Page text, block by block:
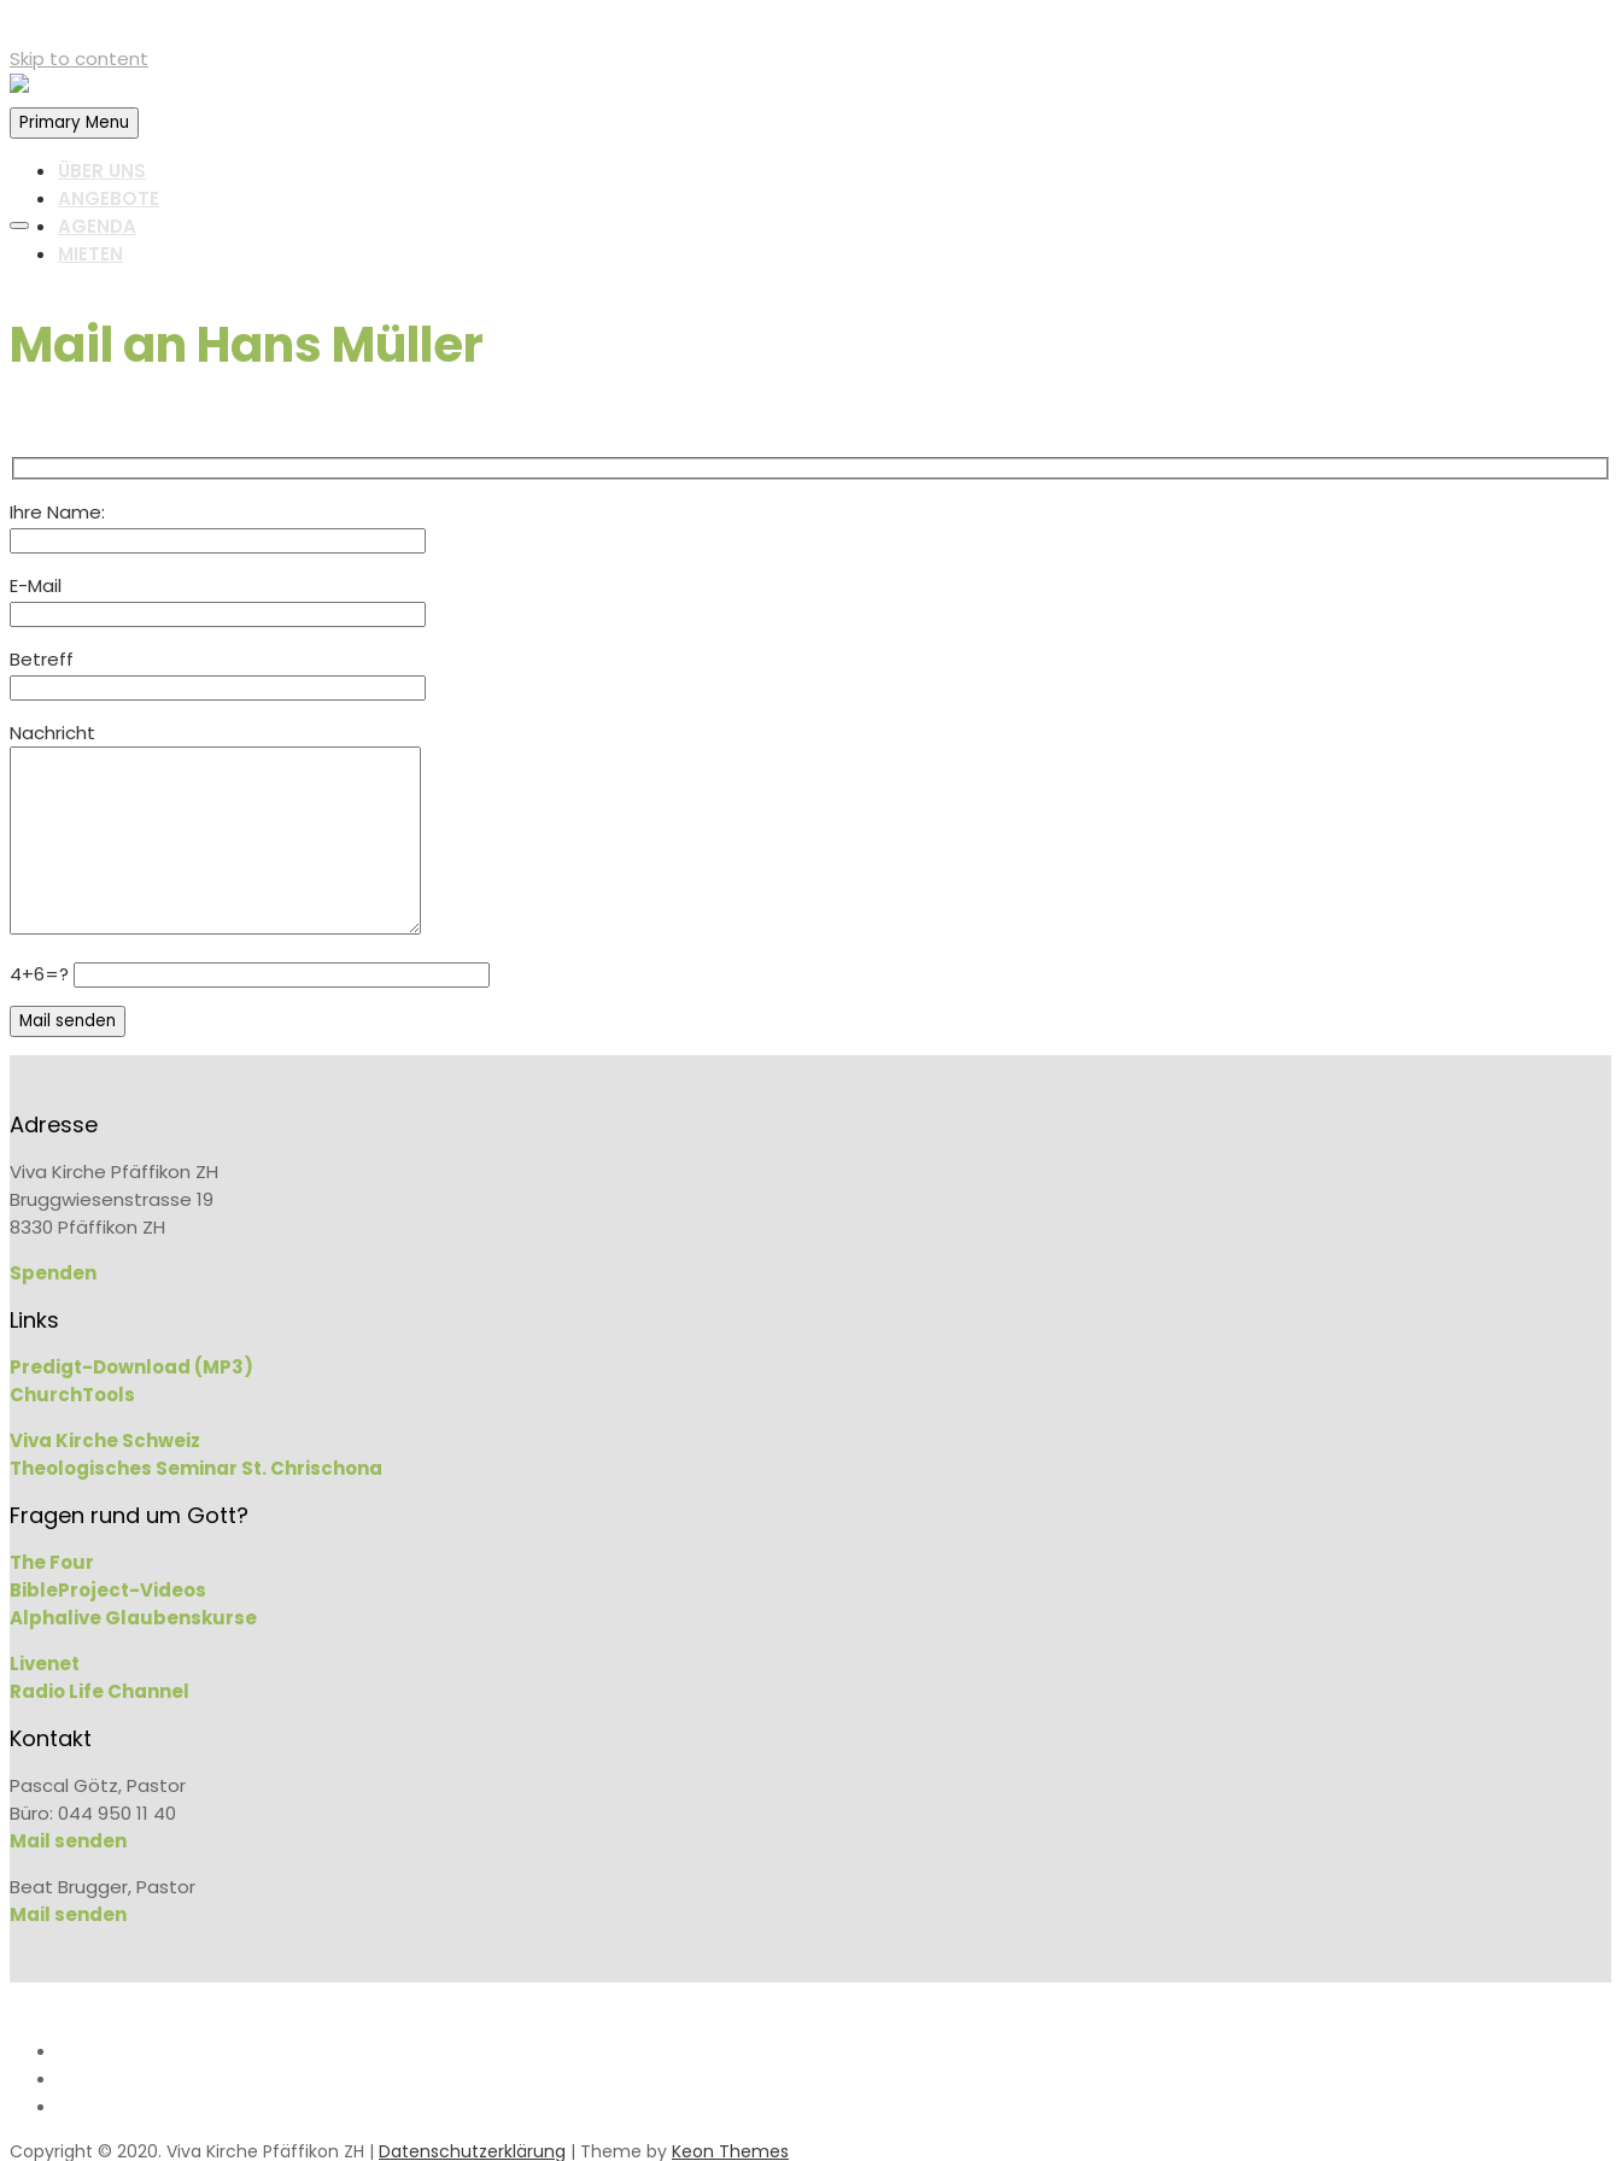
Skip to content
Primary Menu
ÜBER UNS
ANGEBOTE
AGENDA
MIETEN
Mail an Hans Müller
Ihre Name:
E-Mail
Betreff
Nachricht
4+6=?
Adresse
Viva Kirche Pfäffikon ZH
Bruggwiesenstrasse 19
8330 Pfäffikon ZH
Spenden
Links
Predigt-Download (MP3)
ChurchTools
Viva Kirche Schweiz
Theologisches Seminar St. Chrischona
Fragen rund um Gott?
The Four
BibleProject-Videos
Alphalive Glaubenskurse
Livenet
Radio Life Channel
Kontakt
Pascal Götz, Pastor
Büro: 044 950 11 40
Mail senden
Beat Brugger, Pastor
Mail senden
Copyright © 2020. Viva Kirche Pfäffikon ZH | Datenschutzerklärung | Theme by Keon Themes